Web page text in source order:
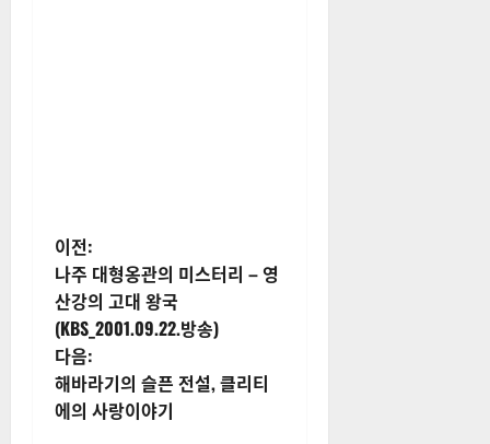
게
시
물
내
이전:
나주 대형옹관의 미스터리 – 영
산강의 고대 왕국
(KBS_2001.09.22.방송)
다음:
해바라기의 슬픈 전설, 클리티
에의 사랑이야기